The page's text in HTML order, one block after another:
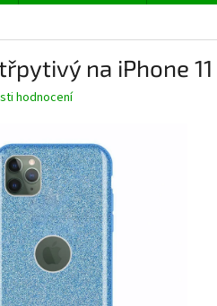
na iPhone 11
hodnocení